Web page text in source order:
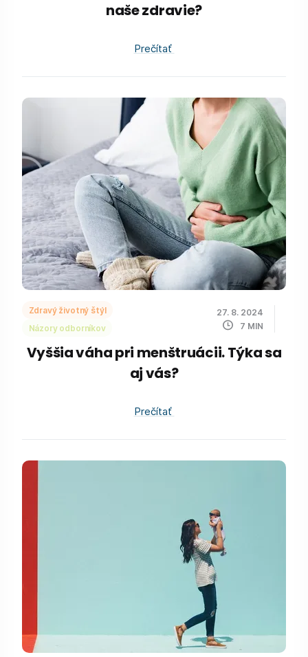
naše zdravie?
Prečítať
Zdravý životný štýl
Názory odborníkov
27. 8. 2024
7 MIN
Vyššia váha pri menštruácii. Týka sa
aj vás?
Prečítať